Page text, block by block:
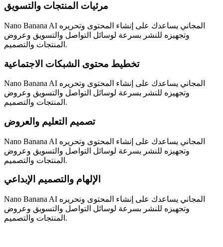
مرئيات المنتجات والتسويق
Nano Banana AI المجاني يساعدك على إنشاء المحتوى وتحريره
وتجهيزه للنشر بسرعة لوسائل التواصل والتسويق وعروض
المنتجات والتصميم.
تخطيط محتوى الشبكات الاجتماعية
Nano Banana AI المجاني يساعدك على إنشاء المحتوى وتحريره
وتجهيزه للنشر بسرعة لوسائل التواصل والتسويق وعروض
المنتجات والتصميم.
تصميم التعليم والعروض
Nano Banana AI المجاني يساعدك على إنشاء المحتوى وتحريره
وتجهيزه للنشر بسرعة لوسائل التواصل والتسويق وعروض
المنتجات والتصميم.
الإلهام والتصميم الإبداعي
Nano Banana AI المجاني يساعدك على إنشاء المحتوى وتحريره
وتجهيزه للنشر بسرعة لوسائل التواصل والتسويق وعروض
المنتجات والتصميم.